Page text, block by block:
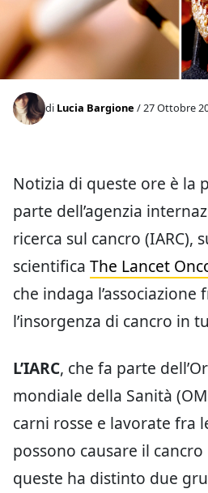
di Lucia Bargione / 27 Ottobre
Notizia di queste ore è la
parte dell’agenzia
ricerca sul cancro (IARC),
scientifica The Lancet
che indaga l’associazione
l’insorgenza di cancro in
L’IARC, che fa parte
mondiale della Sanità
carni rosse e lavorate fra
possono causare il
queste ha distinto due